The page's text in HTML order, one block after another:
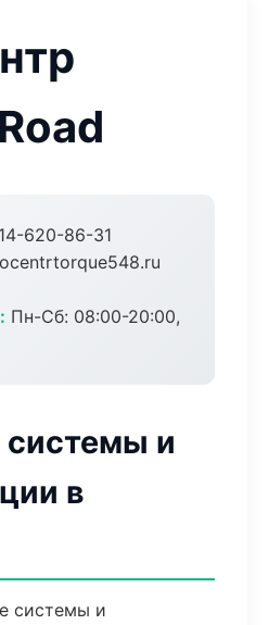
620-86-31
Пн-Сб: 08:00-20:00,
и
в
системы и